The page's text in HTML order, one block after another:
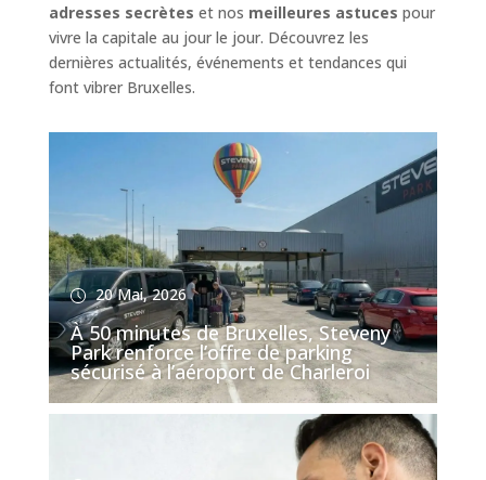
adresses secrètes et nos meilleures astuces pour
vivre la capitale au jour le jour. Découvrez les
dernières actualités, événements et tendances qui
font vibrer Bruxelles.
20 Mai, 2026
À 50 minutes de Bruxelles, Steveny
Park renforce l’offre de parking
sécurisé à l’aéroport de Charleroi